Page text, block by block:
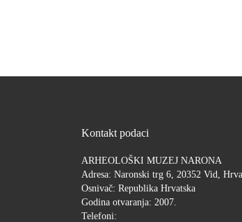
Kontakt podaci
ARHEOLOŠKI MUZEJ NARONA
Adresa: Naronski trg 6, 20352 Vid,
Osnivač: Republika Hrvatska
Godina otvaranja: 2007.
Telefoni: